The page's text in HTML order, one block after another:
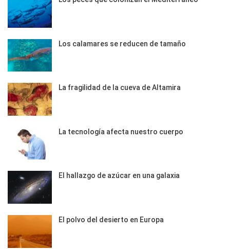
Los calamares se reducen de tamaño
La fragilidad de la cueva de Altamira
La tecnología afecta nuestro cuerpo
El hallazgo de azúcar en una galaxia
El polvo del desierto en Europa